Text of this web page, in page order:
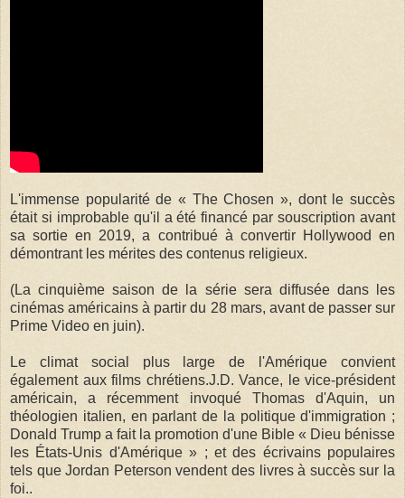
L'immense popularité de « The Chosen », dont le succès
était si improbable qu'il a été financé par souscription avant
sa sortie en 2019, a contribué à convertir Hollywood en
démontrant les mérites des contenus religieux.
(La cinquième saison de la série sera diffusée dans les
cinémas américains à partir du 28 mars, avant de passer sur
Prime Video en juin).
Le climat social plus large de l'Amérique convient
également aux films chrétiens.J.D. Vance, le vice-président
américain, a récemment invoqué Thomas d'Aquin, un
théologien italien, en parlant de la politique d'immigration ;
Donald Trump a fait la promotion d'une Bible « Dieu bénisse
les États-Unis d'Amérique » ; et des écrivains populaires
tels que Jordan Peterson vendent des livres à succès sur la
foi..